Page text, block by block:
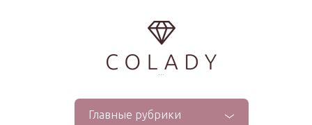
Главные рубрики